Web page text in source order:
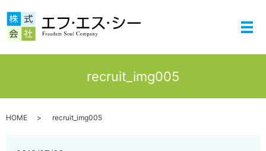
メ
recruit_img005
HOME recruit_img005